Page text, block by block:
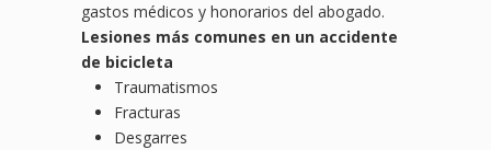
gastos médicos y honorarios del abogado.
Lesiones más comunes en un accidente
de bicicleta
Traumatismos
Fracturas
Desgarres